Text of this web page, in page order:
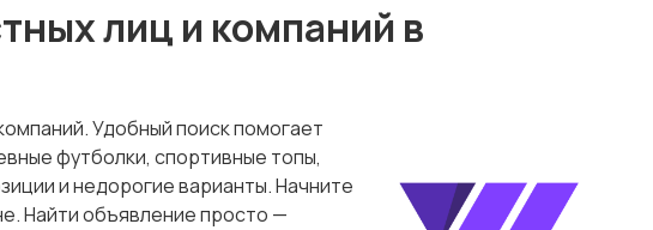
лиц и компаний в
Удобный поиск помогает
футболки, спортивные топы,
и недорогие варианты. Начните
Найти объявление просто —